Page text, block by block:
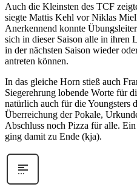
Auch die Kleinsten des TCF
siegte Mattis Kehl vor Niklas
Anerkennend konnte
sich in dieser Saison alle in ihren
in der nächsten Saison wieder
antreten können.
In das gleiche Horn stieß auch
Siegerehrung lobende Worte für
natürlich auch für die Youngsters
Überreichung der Pokale,
Abschluss noch Pizza für alle.
ging damit zu Ende (kja).